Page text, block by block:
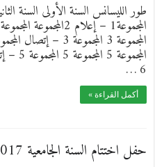
أكمل القراءة »
حفل اختتام السنة الجامعية 2018/2017